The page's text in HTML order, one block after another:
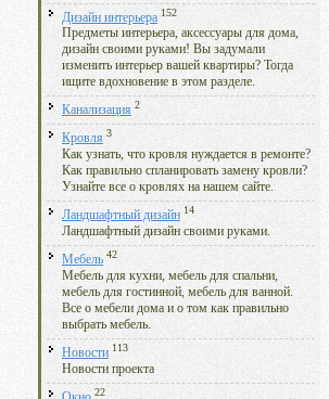
Дизайн интерьера 152
Предметы интерьера, аксессуары для дома,
дизайн своими руками! Вы задумали
изменить интерьер вашей квартиры? Тогда
ищите вдохновение в этом разделе.
Канализация 2
Кровля 3
Как узнать, что кровля нуждается в ремонте?
Как правильно спланировать замену кровли?
Узнайте все о кровлях на нашем сайте.
Ландшафтный дизайн 14
Ландшафтный дизайн своими руками.
Мебель 42
Мебель для кухни, мебель для спальни,
мебель для гостинной, мебель для ванной.
Все о мебели дома и о том как правильно
выбрать мебель.
Новости 113
Новости проекта
22